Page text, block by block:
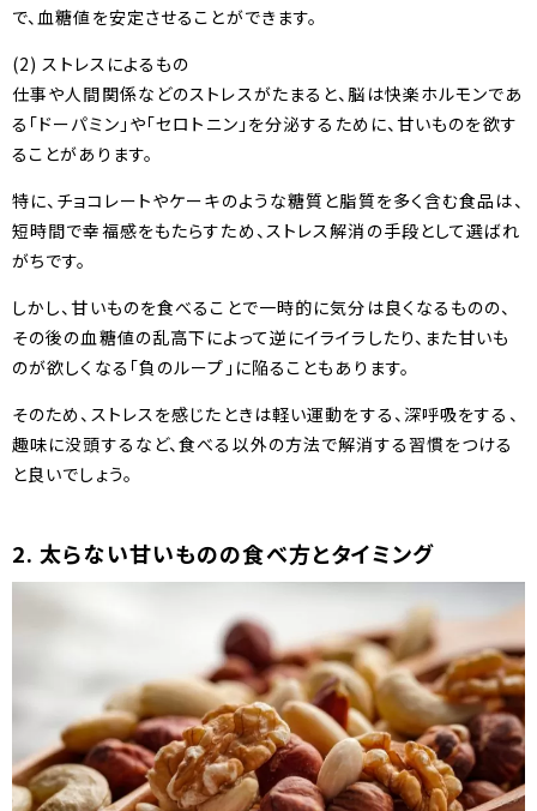
で、血糖値を安定させることができます。
(2) ストレスによるもの
仕事や人間関係などのストレスがたまると、脳は快楽ホルモンであ
る「ドーパミン」や「セロトニン」を分泌するために、甘いものを欲す
ることがあります。
特に、チョコレートやケーキのような糖質と脂質を多く含む食品は、
短時間で幸福感をもたらすため、ストレス解消の手段として選ばれ
がちです。
しかし、甘いものを食べることで一時的に気分は良くなるものの、
その後の血糖値の乱高下によって逆にイライラしたり、また甘いも
のが欲しくなる「負のループ」に陥ることもあります。
そのため、ストレスを感じたときは軽い運動をする、深呼吸をする、
趣味に没頭するなど、食べる以外の方法で解消する習慣をつける
と良いでしょう。
2. 太らない甘いものの食べ方とタイミング